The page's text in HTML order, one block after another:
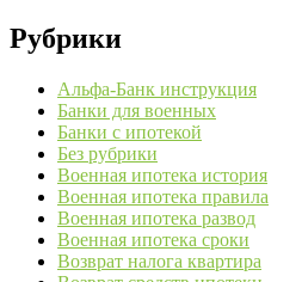
Рубрики
Альфа-Банк инструкция
Банки для военных
Банки с ипотекой
Без рубрики
Военная ипотека история
Военная ипотека правила
Военная ипотека развод
Военная ипотека сроки
Возврат налога квартира